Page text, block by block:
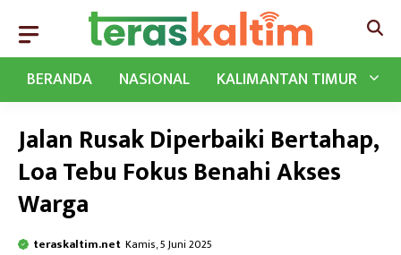
BERANDA
NASIONAL KALIMANTAN TIMUR
Jalan Rusak Diperbaiki Bertahap,
Loa Tebu Fokus Benahi Akses
Warga
teraskaltim.net Kamis, 5 Juni 2025